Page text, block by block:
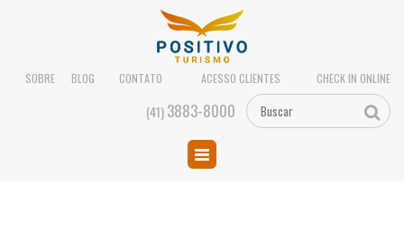
SOBRE BLOG CONTATO ACESSO CLIENTES CHECK IN ONLINE
(41)3883-8000